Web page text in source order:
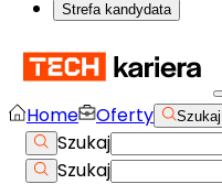
Strefa kandydata
Home Oferty Szukaj
Szukaj
Szukaj